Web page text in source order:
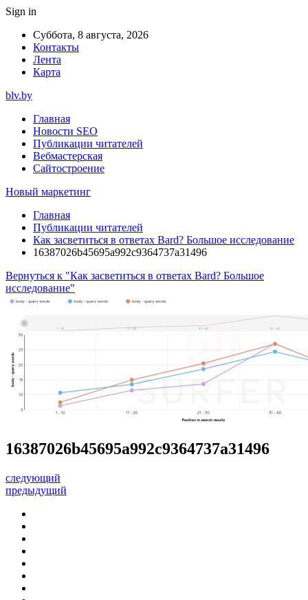
Sign in
Суббота, 8 августа, 2026
Контакты
Лента
Карта
blv.by
Главная
Новости SEO
Публикации читателей
Вебмастерская
Сайтостроение
Новый маркетинг
Главная
Публикации читателей
Как засветиться в ответах Bard? Большое исследование
16387026b45695a992c9364737a31496
Вернуться к "Как засветиться в ответах Bard? Большое
исследование"
16387026b45695a992c9364737a31496
следующий
предыдущий